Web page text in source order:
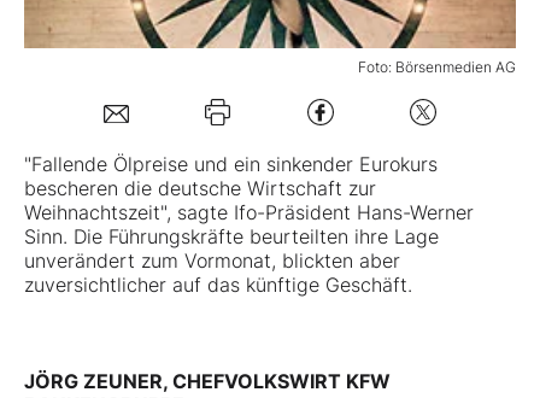
Folgen Sie uns
Kontakt
Foto: Börsenmedien AG
"Fallende Ölpreise und ein sinkender Eurokurs
bescheren die deutsche Wirtschaft zur
Weihnachtszeit", sagte Ifo-Präsident Hans-Werner
Sinn. Die Führungskräfte beurteilten ihre Lage
unverändert zum Vormonat, blickten aber
zuversichtlicher auf das künftige Geschäft.
JÖRG ZEUNER, CHEFVOLKSWIRT KFW